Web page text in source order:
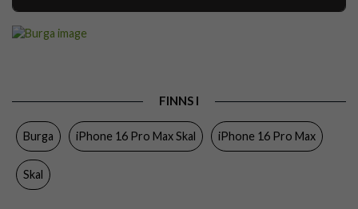
Material Hårdplast (PC), Mjukplast (TPU)
Varumärke
Tillverkarens art nr
FINNS I
Burga iPhone 16 Pro Max Skal iPhone 16 Pro Max
Skal